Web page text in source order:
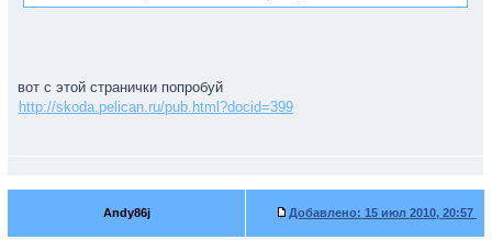
вот с этой странички попробуй
http://skoda.pelican.ru/pub.html?docid=399
Andy86j Добавлено: 15 июл 2010, 20:57